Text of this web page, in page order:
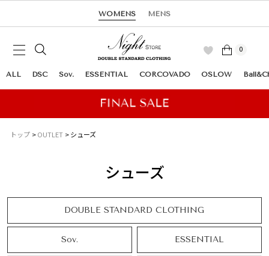
WOMENS MENS
0
ALL DSC Sov. ESSENTIAL CORCOVADO OSLOW
トップ OUTLET シューズ
シューズ
DOUBLE STANDARD CLOTHING
Sov. ESSENTIAL